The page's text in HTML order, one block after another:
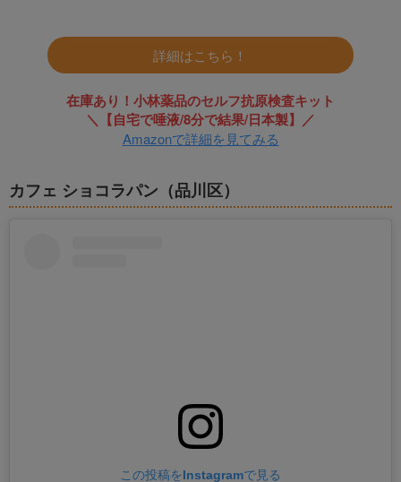
詳細はこちら！
在庫あり！小林薬品のセルフ抗原検査キット
＼【自宅で唾液/8分で結果/日本製】／
Amazonで詳細を見てみる
カフェ ショコラパン（品川区）
この投稿をInstagramで見る